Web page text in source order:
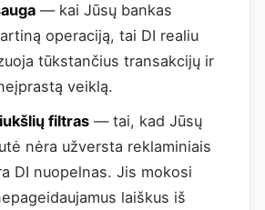
— kai Jūsų bankas
operaciją, tai DI realiu
tūkstančius transakcijų ir
veiklą.
filtras — tai, kad Jūsų
nėra užversta reklaminiais
DI nuopelnas. Jis mokosi
laiškus iš